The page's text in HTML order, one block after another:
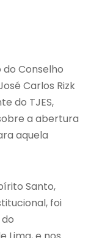
do Conselho
Carlos Rizk
do TJES,
a abertura
aquela
Santo,
foi